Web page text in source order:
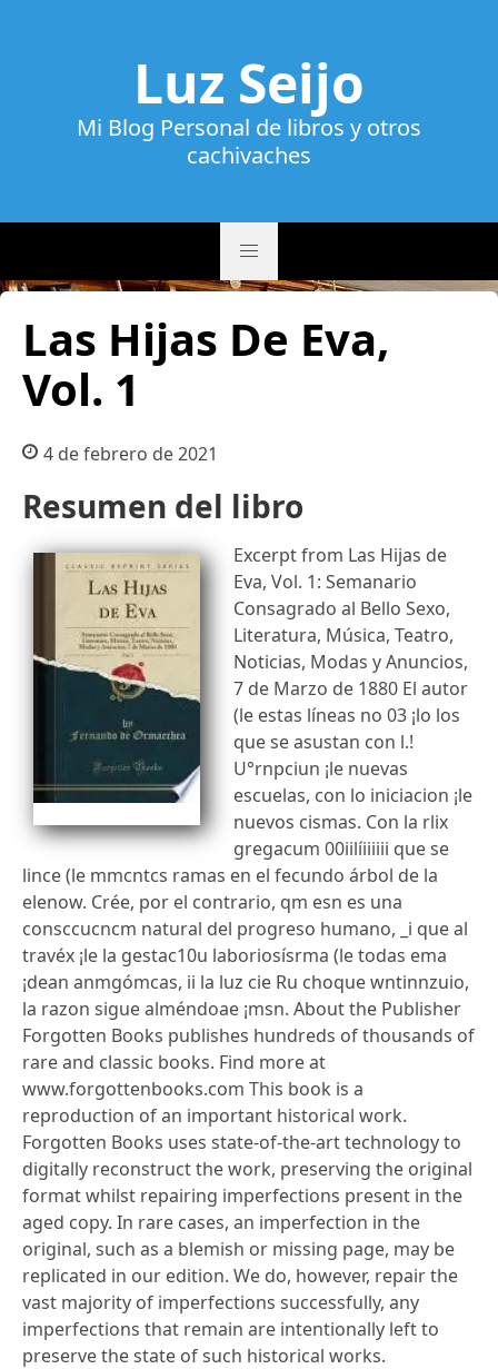
Luz Seijo
Mi Blog Personal de libros y otros
cachivaches
Las Hijas De Eva,
Vol. 1
4 de febrero de 2021
Resumen del libro
Excerpt from Las Hijas de
Eva, Vol. 1: Semanario
Consagrado al Bello Sexo,
Literatura, Música, Teatro,
Noticias, Modas y Anuncios,
7 de Marzo de 1880 El autor
(le estas líneas no 03 ¡lo los
que se asustan con l.!
U°rnpciun ¡le nuevas
escuelas, con lo iniciacion ¡le
nuevos cismas. Con la rlix
gregacum 00iilíiiiiii que se
lince (le mmcntcs ramas en el fecundo árbol de la
elenow. Crée, por el contrario, qm esn es una
consccucncm natural del progreso humano, _i que al
travéx ¡le la gestac10u laboriosísrma (le todas ema
¡dean anmgómcas, ii la luz cie Ru choque wntinnzuio,
la razon sigue alméndoae ¡msn. About the Publisher
Forgotten Books publishes hundreds of thousands of
rare and classic books. Find more at
www.forgottenbooks.com This book is a
reproduction of an important historical work.
Forgotten Books uses state-of-the-art technology to
digitally reconstruct the work, preserving the original
format whilst repairing imperfections present in the
aged copy. In rare cases, an imperfection in the
original, such as a blemish or missing page, may be
replicated in our edition. We do, however, repair the
vast majority of imperfections successfully, any
imperfections that remain are intentionally left to
preserve the state of such historical works.